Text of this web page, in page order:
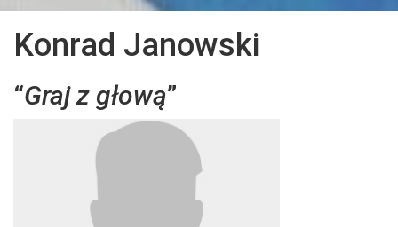
Konrad Janowski
“Graj z głową”